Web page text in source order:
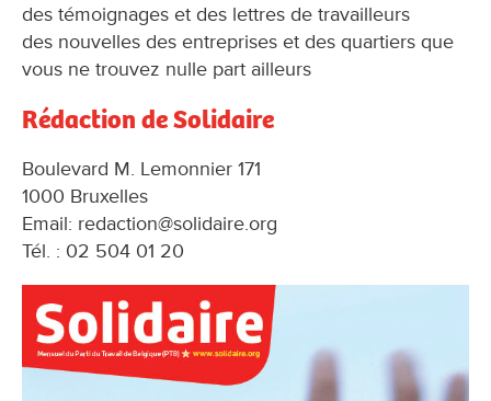
des témoignages et des lettres de travailleurs
des nouvelles des entreprises et des quartiers que
vous ne trouvez nulle part ailleurs
Rédaction de Solidaire
Boulevard M. Lemonnier 171
1000 Bruxelles
Email: redaction@solidaire.org
Tél. : 02 504 01 20